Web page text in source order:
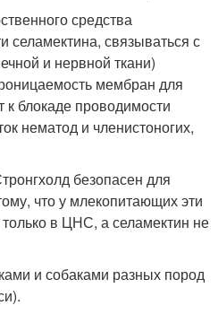
средства
селамектина, связываться с
и нервной ткани)
мембран для
к блокаде проводимости
нематод и членистоногих,
безопасен для
что у млекопитающих эти
в ЦНС, а селамектин не
и собаками разных пород